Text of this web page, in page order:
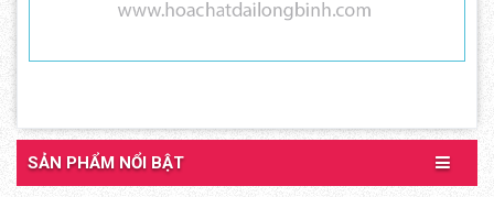
SẢN PHẨM NỔI BẬT